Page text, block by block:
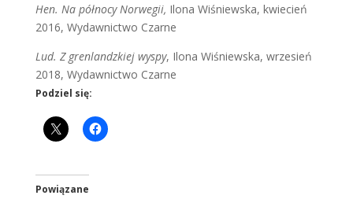
Hen. Na północy Norwegii, Ilona Wiśniewska, kwiecień
2016, Wydawnictwo Czarne
Lud. Z grenlandzkiej wyspy, Ilona Wiśniewska, wrzesień
2018, Wydawnictwo Czarne
Podziel się:
Powiązane